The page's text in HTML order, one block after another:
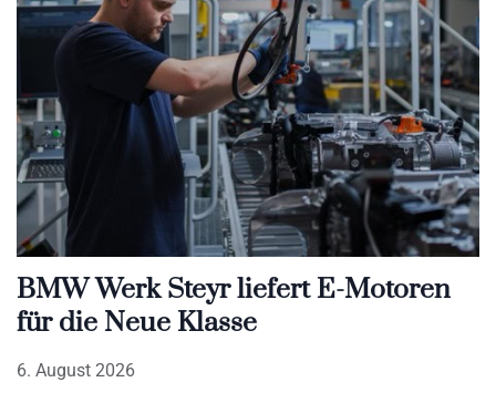
BMW Werk Steyr liefert E-Motoren
für die Neue Klasse
6. August 2026